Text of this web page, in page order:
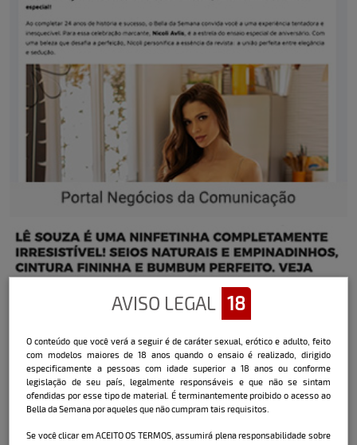
AVISO LEGAL 18
O conteúdo que você verá a seguir é de caráter sexual, erótico e adulto, feito
com modelos maiores de 18 anos quando o ensaio é realizado, dirigido
especificamente a pessoas com idade superior a 18 anos ou conforme
legislação de seu país, legalmente responsáveis e que não se sintam
ofendidas por esse tipo de material. É terminantemente proibido o acesso ao
Bella da Semana por aqueles que não cumpram tais requisitos.
Se você clicar em ACEITO OS TERMOS, assumirá plena responsabilidade sobre